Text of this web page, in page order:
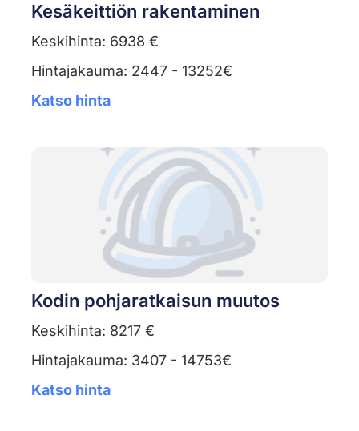
Kesäkeittiön rakentaminen
Keskihinta: 6938 €
Hintajakauma: 2447 - 13252€
Katso hinta
Kodin pohjaratkaisun muutos
Keskihinta: 8217 €
Hintajakauma: 3407 - 14753€
Katso hinta